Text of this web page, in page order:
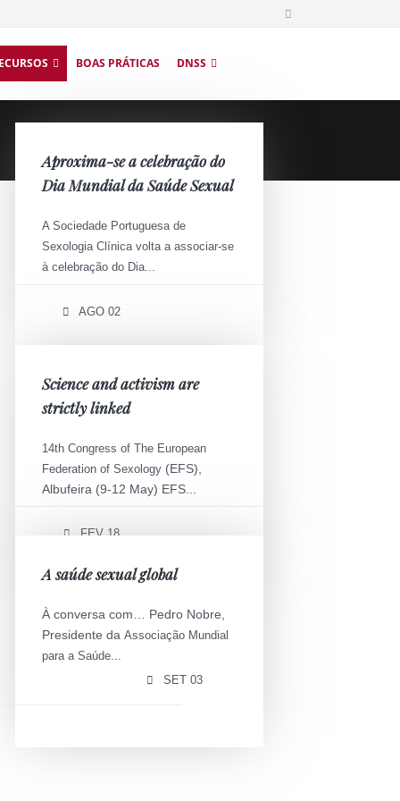
BOAS PRÁTICAS DNSS
Aproxima-se a celebração do
Dia Mundial da Saúde Sexual
A Sociedade Portuguesa de
Sexologia Clínica volta a associar-se
à celebração do Dia...
AGO 02
Science and activism are
strictly linked
14th Congress of The European
Federation of Sexology(EFS),
Albufeira (9-12 May) EFS...
FEV 18
A saúde sexual global
À conversa com… Pedro Nobre,
Presidente da Associação Mundial
para a Saúde...
SET 03